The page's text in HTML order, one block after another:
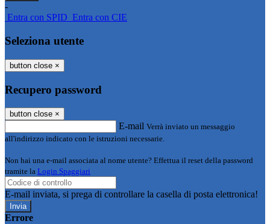
-
Entra con SPID Entra con CIE
Seleziona utente
button close ×
Recupero password
button close ×
E-mail Verrà inviato un messaggio
all'indirizzo indicato con le istruzioni necessarie.
Non hai una e-mail associata al nome utente? Effettua il reset della password
tramite la Login Spaggiari
E-mail inviata, si prega di controllare la casella di posta elettronica!
Errore